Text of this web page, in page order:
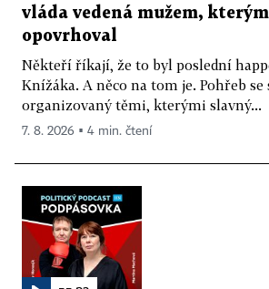
vláda vedená mužem,
opovrhoval
Někteří říkají, že to byl poslední
Knížáka. A něco na tom je. Pohřeb
organizovaný těmi, kterými slavný...
7. 8. 2026 ▪ 4 min. čtení